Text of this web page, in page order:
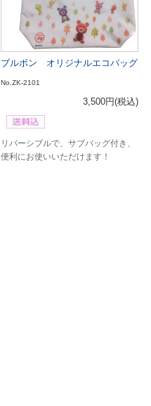
ブルボン オリジナルエコバッグ
No.ZK-2101
3,500円(税込)
リバーシブルで、サブバッグ付き、
便利にお使いいただけます！